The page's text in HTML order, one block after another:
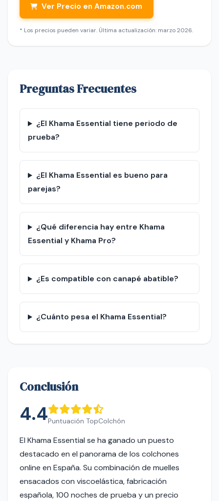
Ver Precio en Amazon.com
* Los precios pueden variar. Última actualización: marzo 2026.
Preguntas Frecuentes
¿El Khama Essential tiene periodo de
prueba?
¿El Khama Essential es bueno para
parejas?
¿Qué diferencia hay entre Khama
Essential y Khama Pro?
¿Es compatible con canapé abatible?
¿Cuánto pesa el Khama Essential?
Conclusión
4.4Puntuación TopColchón
El Khama Essential se ha ganado un puesto
destacado en el panorama de los colchones
online en España. Su combinación de muelles
ensacados con viscoelástica, fabricación
española, 100 noches de prueba y un precio